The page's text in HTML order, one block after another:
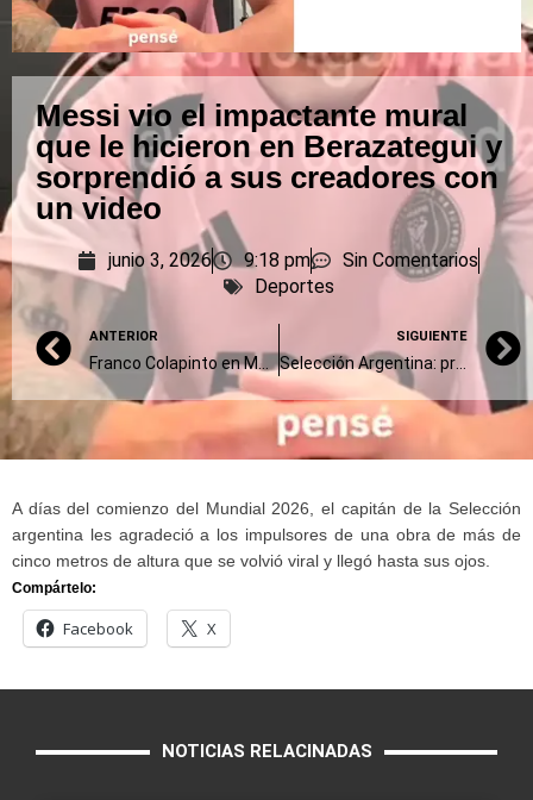
Messi vio el impactante mural
que le hicieron en Berazategui y
sorprendió a sus creadores con
un video
junio 3, 2026 9:18 pm
Sin Comentarios
Deportes
ANTERIOR
Franco Colapinto en Mónaco: “Es una de las mejores carreras del año”
SIGUIENTE
Selección Argentina: primera práctica abierta en medio de rumores de cambios
A días del comienzo del Mundial 2026, el capitán de la Selección
argentina les agradeció a los impulsores de una obra de más de
cinco metros de altura que se volvió viral y llegó hasta sus ojos.
Compártelo:
Facebook X
NOTICIAS RELACINADAS